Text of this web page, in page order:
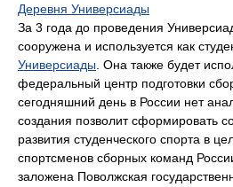
Деревня Универсиады
За 3 года до проведения
сооружена и используется как
Универсиады . Она также будет
федеральный центр подготовки
сегодняшний день в России нет
создания позволит сформировать
развития студенческого спорта в
спортсменов сборных команд
заложена Поволжская